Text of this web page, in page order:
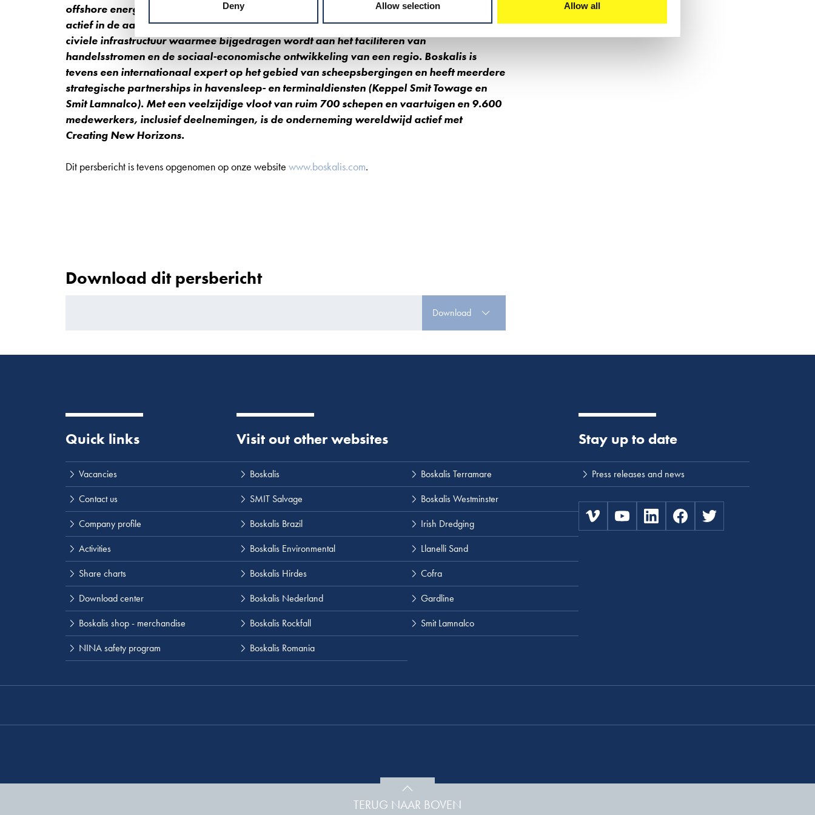
Deny Allow selection Allow all
offshore energie-infrastructuur, waaronder duurzame windenergie. Tevens is Boskalis
actief in de aanleg en het onderhoud van havens, waterwegen, toegangskanalen en
civiele infrastructuur waarmee bijgedragen wordt aan het faciliteren van
handelsstromen en de sociaal-economische ontwikkeling van een regio. Boskalis is
tevens een internationaal expert op het gebied van scheepsbergingen en heeft meerdere
strategische partnerships in havensleep- en terminaldiensten (Keppel Smit Towage en
Smit Lamnalco). Met een veelzijdige vloot van ruim 700 schepen en vaartuigen en 9.600
medewerkers, inclusief deelnemingen, is de onderneming wereldwijd actief met
Creating New Horizons.
Dit persbericht is tevens opgenomen op onze website www.boskalis.com.
Download dit persbericht
Download
Quick links
Vacancies
Contact us
Company profile
Activities
Share charts
Download center
Boskalis shop - merchandise
NINA safety program
Visit out other websites
Boskalis
SMIT Salvage
Boskalis Brazil
Boskalis Environmental
Boskalis Hirdes
Boskalis Nederland
Boskalis Rockfall
Boskalis Romania
Boskalis Terramare
Boskalis Westminster
Irish Dredging
Llanelli Sand
Cofra
Gardline
Smit Lamnalco
Stay up to date
Press releases and news
TERUG NAAR BOVEN